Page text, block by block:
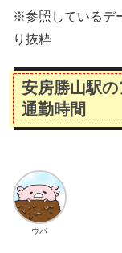
※参照しているデ
り抜粋
安房勝山駅
通勤時間
ウパ